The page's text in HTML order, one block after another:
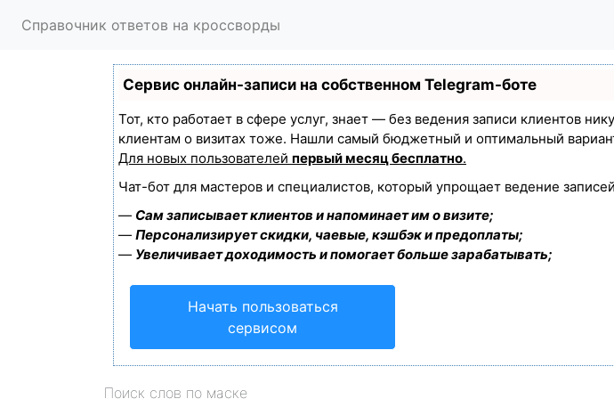
Справочник ответов на кроссворды
Сервис онлайн-записи на собственном Telegram-боте
Тот, кто работает в сфере услуг, знает — без ведения записи клиентов
клиентам о визитах тоже. Нашли самый бюджетный и оптимальный
Для новых пользователей первый месяц бесплатно.
Чат-бот для мастеров и специалистов, который упрощает ведение
— Сам записывает клиентов и напоминает им о визите;
— Персонализирует скидки, чаевые, кэшбэк и предоплаты;
— Увеличивает доходимость и помогает больше зарабатывать;
Начать пользоваться
сервисом
Поиск слов по маске